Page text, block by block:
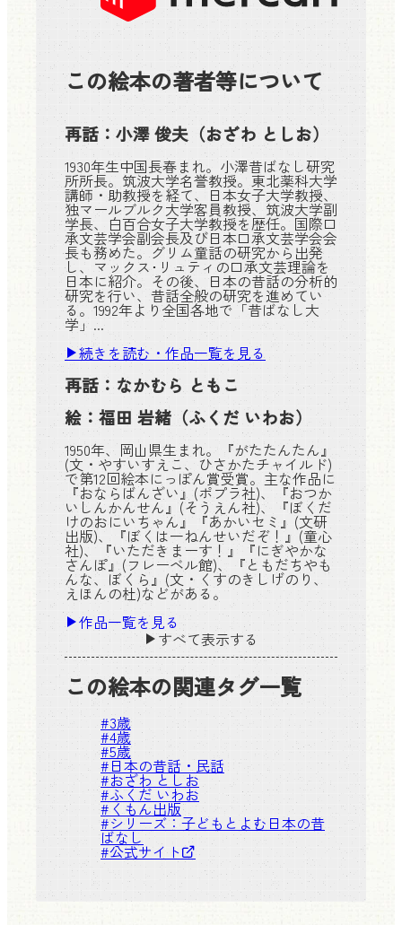
この絵本の著者等について
再話： 小澤 俊夫 （おざわ としお）
1930年生中国長春まれ。小澤昔ばなし研究
所所長。筑波大学名誉教授。東北薬科大学
講師・助教授を経て、日本女子大学教授、
独マールブルク大学客員教授、筑波大学副
学長、白百合女子大学教授を歴任。国際口
承文芸学会副会長及び日本口承文芸学会会
長も務めた。グリム童話の研究から出発
し、マックス･リュティの口承文芸理論を
日本に紹介。その後、日本の昔話の分析的
研究を行い、昔話全般の研究を進めてい
る。1992年より全国各地で「昔ばなし大
学」...
続きを読む・作品一覧を見る
再話：なかむら ともこ
絵： 福田 岩緒（ふくだ いわお）
1950年、岡山県生まれ。『がたたんたん』
(文・やすいすえこ、ひさかたチャイルド)
で第12回絵本にっぽん賞受賞。主な作品に
『おならばんざい』(ポプラ社)、『おつか
いしんかんせん』(そうえん社)、『ぼくだ
けのおにいちゃん』『あかいセミ』(文研
出版)、『ぼくは一ねんせいだぞ！』(童心
社)、『いただきまーす！』『にぎやかな
さんぽ』(フレーベル館)、『ともだちやも
んな、ぼくら』(文・くすのきしげのり、
えほんの杜)などがある。
作品一覧を見る
すべて表示する
この絵本の関連タグ一覧
#3歳
#4歳
#5歳
#日本の昔話・民話
#おざわ としお
#ふくだ いわお
#くもん出版
#シリーズ：子どもとよむ日本の昔
ばなし
#公式サイト